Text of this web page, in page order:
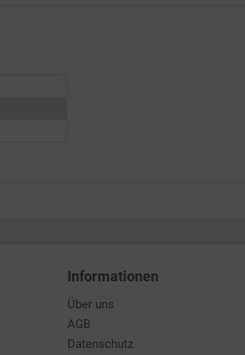
Informationen
Über uns
AGB
Datenschutz